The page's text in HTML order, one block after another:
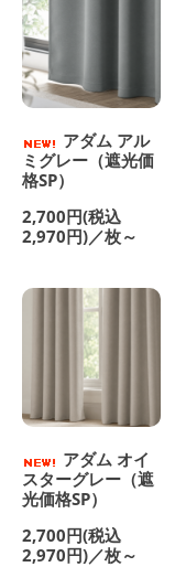
アダム アル
ミグレー（遮光価
格SP）
2,700円(税込
2,970円)／枚～
アダム オイ
スターグレー（遮
光価格SP）
2,700円(税込
2,970円)／枚～